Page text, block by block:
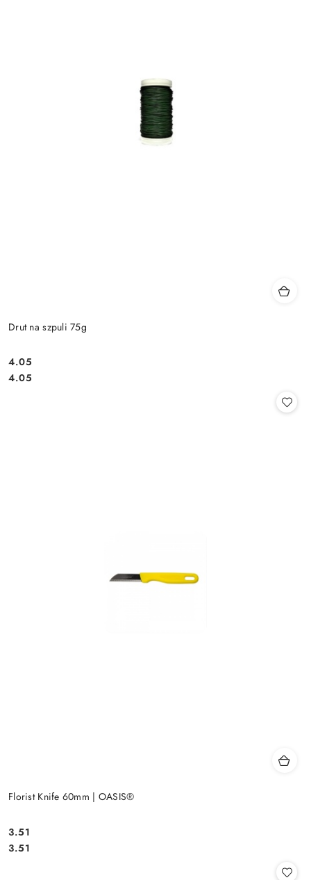
Drut na szpuli 75g
Cena:
4.05
Cena:
4.05
Florist Knife 60mm | OASIS®
Cena:
3.51
Cena:
3.51